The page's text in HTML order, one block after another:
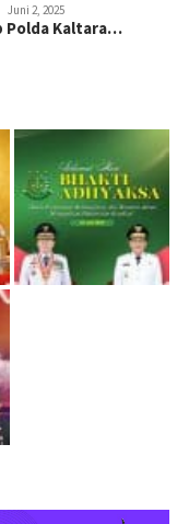
Juni 2, 2025
Polda Kaltara…